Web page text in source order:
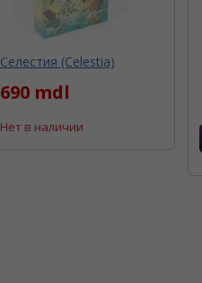
Селестия (Celestia)
690 mdl
Нет в наличии